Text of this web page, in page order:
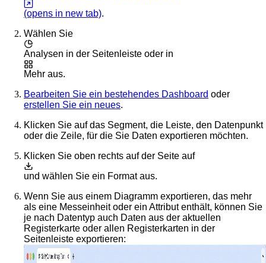
(opens in new tab).
Wählen Sie
Analysen in der Seitenleiste oder in
Mehr aus.
Bearbeiten Sie ein bestehendes Dashboard oder
erstellen Sie ein neues.
Klicken Sie auf das Segment, die Leiste, den Datenpunkt
oder die Zeile, für die Sie Daten exportieren möchten.
Klicken Sie oben rechts auf der Seite auf
und wählen Sie ein Format aus.
Wenn Sie aus einem Diagramm exportieren, das mehr
als eine Messeinheit oder ein Attribut enthält, können Sie
je nach Datentyp auch Daten aus der aktuellen
Registerkarte oder allen Registerkarten in der
Seitenleiste exportieren: